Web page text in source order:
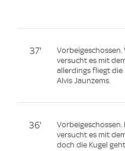
37'
versucht es mit
allerdings fliegt die
Alvis Jaunzems.
36'
versucht es mit
doch die Kugel